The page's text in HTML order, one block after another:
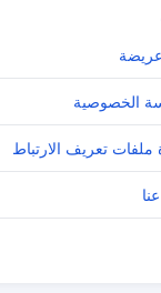
عريضة
الخصوصية
ملفات تعريف الارتباط